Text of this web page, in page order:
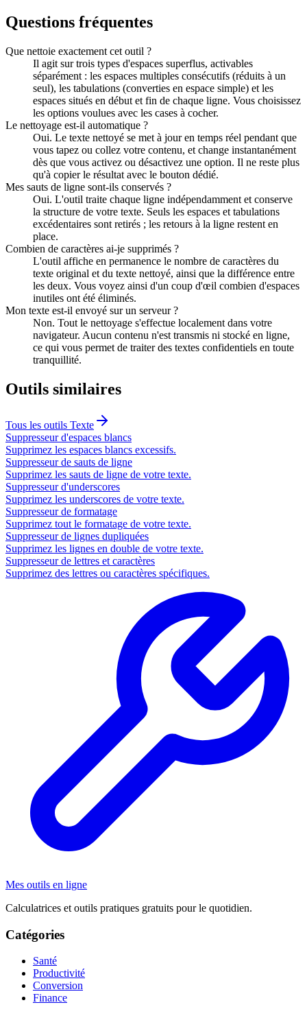
Questions fréquentes
Que nettoie exactement cet outil ?
Il agit sur trois types d'espaces superflus, activables
séparément : les espaces multiples consécutifs (réduits à un
seul), les tabulations (converties en espace simple) et les
espaces situés en début et fin de chaque ligne. Vous choisissez
les options voulues avec les cases à cocher.
Le nettoyage est-il automatique ?
Oui. Le texte nettoyé se met à jour en temps réel pendant que
vous tapez ou collez votre contenu, et change instantanément
dès que vous activez ou désactivez une option. Il ne reste plus
qu'à copier le résultat avec le bouton dédié.
Mes sauts de ligne sont-ils conservés ?
Oui. L'outil traite chaque ligne indépendamment et conserve
la structure de votre texte. Seuls les espaces et tabulations
excédentaires sont retirés ; les retours à la ligne restent en
place.
Combien de caractères ai-je supprimés ?
L'outil affiche en permanence le nombre de caractères du
texte original et du texte nettoyé, ainsi que la différence entre
les deux. Vous voyez ainsi d'un coup d'œil combien d'espaces
inutiles ont été éliminés.
Mon texte est-il envoyé sur un serveur ?
Non. Tout le nettoyage s'effectue localement dans votre
navigateur. Aucun contenu n'est transmis ni stocké en ligne,
ce qui vous permet de traiter des textes confidentiels en toute
tranquillité.
Outils similaires
Tous les outils Texte
Suppresseur d'espaces blancs
Supprimez les espaces blancs excessifs.
Suppresseur de sauts de ligne
Supprimez les sauts de ligne de votre texte.
Suppresseur d'underscores
Supprimez les underscores de votre texte.
Suppresseur de formatage
Supprimez tout le formatage de votre texte.
Suppresseur de lignes dupliquées
Supprimez les lignes en double de votre texte.
Suppresseur de lettres et caractères
Supprimez des lettres ou caractères spécifiques.
Mes outils en ligne
Calculatrices et outils pratiques gratuits pour le quotidien.
Catégories
Santé
Productivité
Conversion
Finance